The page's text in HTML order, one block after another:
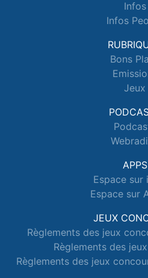
Infos
Infos
Bons
Jeux
APPS
Espace sur
Espace sur
JEUX
Règlements des jeux
Règlements des
Règlements des jeux